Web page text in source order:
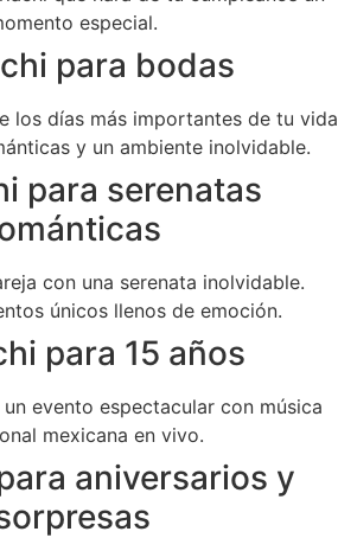
especial.
para bodas
los días más importantes de tu vida
y un ambiente inolvidable.
para serenatas
con una serenata inolvidable.
únicos llenos de emoción.
para 15 años
evento espectacular con música
mexicana en vivo.
aniversarios y